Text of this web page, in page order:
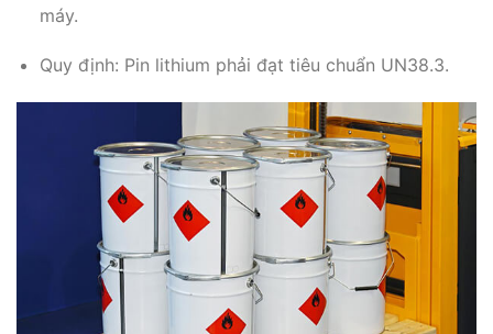
máy.
Quy định: Pin lithium phải đạt tiêu chuẩn UN38.3.